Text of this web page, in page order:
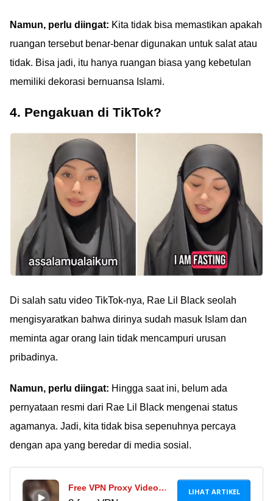
Namun, perlu diingat: Kita tidak bisa memastikan apakah
ruangan tersebut benar-benar digunakan untuk salat atau
tidak. Bisa jadi, itu hanya ruangan biasa yang kebetulan
memiliki dekorasi bernuansa Islami.
4. Pengakuan di TikTok?
Di salah satu video TikTok-nya, Rae Lil Black seolah
mengisyaratkan bahwa dirinya sudah masuk Islam dan
meminta agar orang lain tidak mencampuri urusan
pribadinya.
Namun, perlu diingat: Hingga saat ini, belum ada
pernyataan resmi dari Rae Lil Black mengenai status
agamanya. Jadi, kita tidak bisa sepenuhnya percaya
dengan apa yang beredar di media sosial.
Free VPN Proxy Video
LIHAT ARTIKEL